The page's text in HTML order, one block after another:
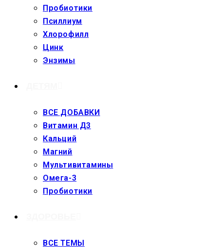
Пробиотики
Псиллиум
Хлорофилл
Цинк
Энзимы
ВСЕ ДОБАВКИ
Витамин Д3
Кальций
Магний
Мультивитамины
Омега-3
Пробиотики
ВСЕ ТЕМЫ